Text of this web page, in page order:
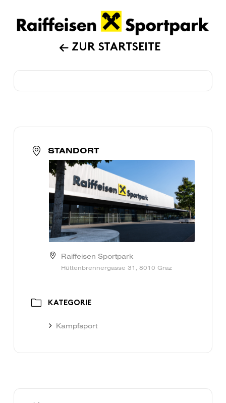
ZUR STARTSEITE
STANDORT
Raiffeisen Sportpark
Hüttenbrennergasse 31, 8010 Graz
KATEGORIE
Kampfsport